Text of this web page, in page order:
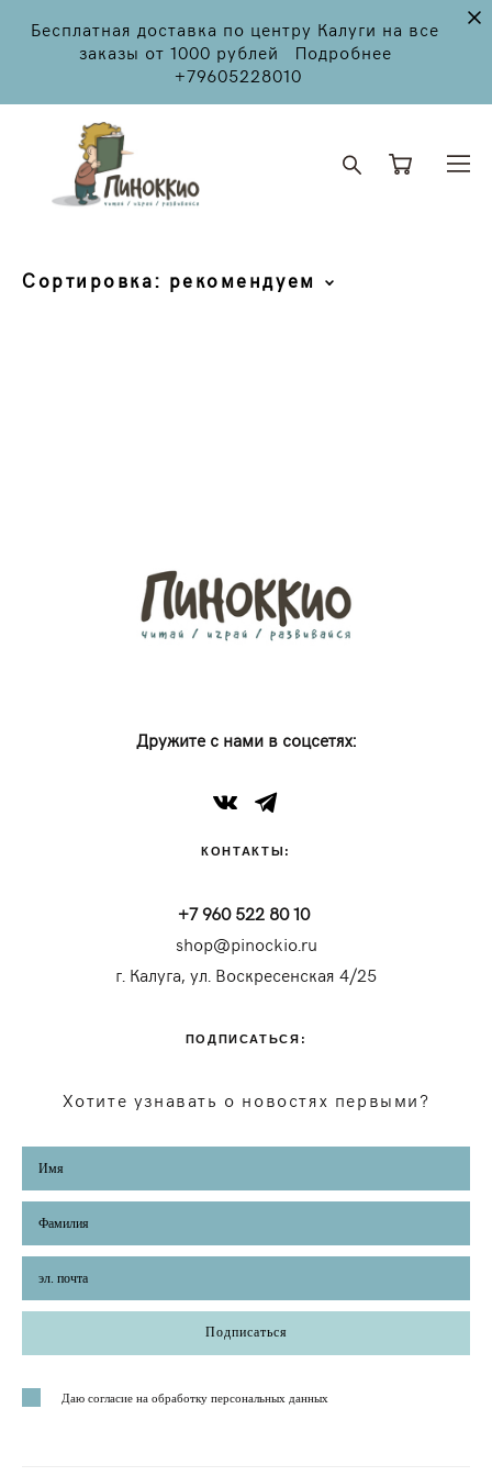
Бесплатная доставка по центру Калуги на все
заказы от 1000 рублей Подробнее
+79605228010
Сортировка: рекомендуем
Дружите с нами в соцсетях:
КОНТАКТЫ:
+7 960 522 80 10
shop@pinockio.ru
г. Калуга, ул. Воскресенская 4/25
ПОДПИСАТЬСЯ:
Хотите узнавать о новостях первыми?
Подписаться
Даю согласие на обработку персональных данных